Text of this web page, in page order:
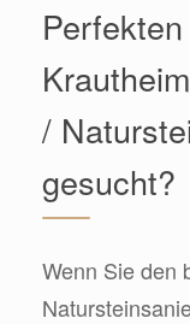
/
gesucht?
Wenn Sie den